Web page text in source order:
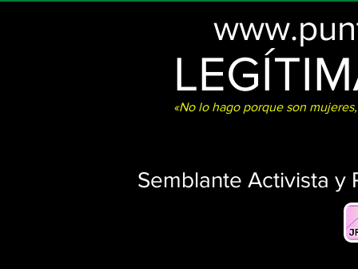
«No lo hago porque son
Semblante Activista y